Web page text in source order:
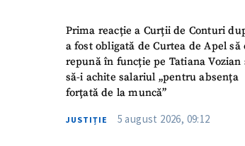
Prima reacție a Curții de Conturi
a fost obligată de Curtea de Apel să
repună în funcție pe Tatiana Vozian
să-i achite salariul „pentru absența
forțată de la muncă”
JUSTIȚIE 5 august 2026, 09:12